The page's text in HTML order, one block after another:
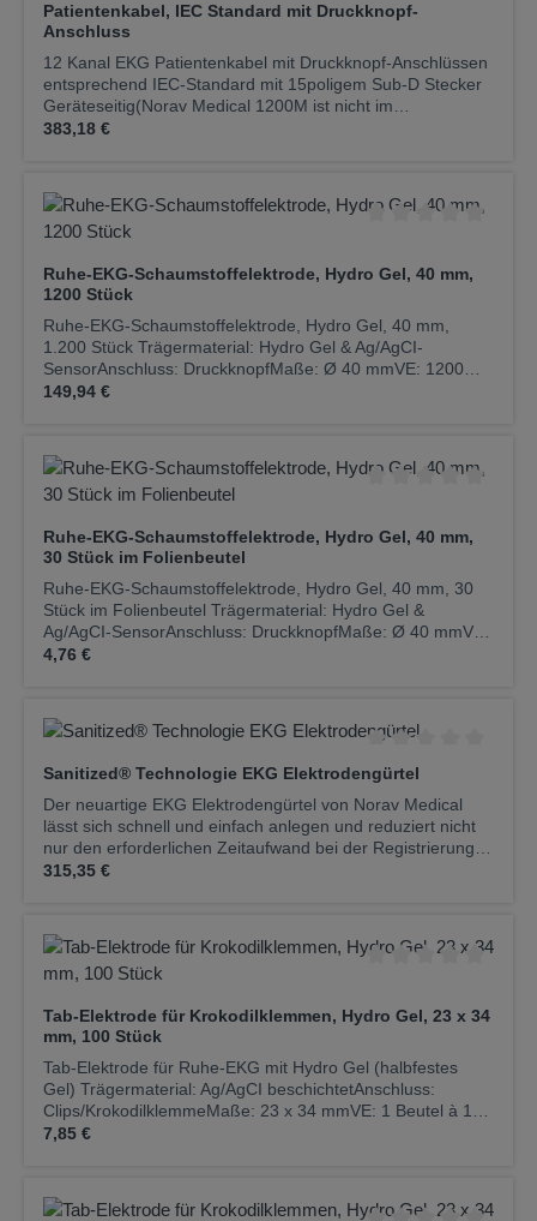
Patientenkabel, IEC Standard mit Druckknopf-
Anschluss
12 Kanal EKG Patientenkabel mit Druckknopf-Anschlüssen
entsprechend IEC-Standard mit 15poligem Sub-D Stecker
Geräteseitig(Norav Medical 1200M ist nicht im
Lieferumfang enthalten)
Regulärer Preis:
383,18 €
Ruhe-EKG-Schaumstoffelektrode, Hydro Gel, 40 mm,
1200 Stück
Ruhe-EKG-Schaumstoffelektrode, Hydro Gel, 40 mm,
1.200 Stück Trägermaterial: Hydro Gel & Ag/AgCI-
SensorAnschluss: DruckknopfMaße: Ø 40 mmVE: 1200
Stück / Karton (40 Beutel à 30 St.)
Regulärer Preis:
149,94 €
Ruhe-EKG-Schaumstoffelektrode, Hydro Gel, 40 mm,
30 Stück im Folienbeutel
Ruhe-EKG-Schaumstoffelektrode, Hydro Gel, 40 mm, 30
Stück im Folienbeutel Trägermaterial: Hydro Gel &
Ag/AgCI-SensorAnschluss: DruckknopfMaße: Ø 40 mmVE:
30 Stück / Folienbeutel à 30 St.)
Regulärer Preis:
4,76 €
Durchschnittliche
Sanitized® Technologie EKG Elektrodengürtel
Der neuartige EKG Elektrodengürtel von Norav Medical
lässt sich schnell und einfach anlegen und reduziert nicht
nur den erforderlichen Zeitaufwand bei der Registrierung
von Ruhe-EKGs, sondern sorgt auch noch für eine
sechs Standard-Brustwand-Elektroden (Ag/AgCl) und kann
bei Frauen und Männern gleichermaßen verwendet
werden. Durch eine spezielle Beschichtung bei der
verfügt der EKG Elektrodengürtel über einen besonderen
und dauerhaften antimikrobiellen Schutz und ist daher
besonders ideal für kardiologische Praxen und Kliniken mit
hohem Aufkommen an Ruhe-EKG Untersuchungen.
Außerdem eignet sich der Elektrodengürtel auch sehr gut
für EKG-Untersuchungen beim Hausbesuch oder in
Ruhe-EKG Geräten● Einfache und schnelle
Applikation● Elastisch und passend für Frauen und
Regulärer Preis:
315,35 €
Tab-Elektrode für Krokodilklemmen, Hydro Gel, 23 x 34
mm, 100 Stück
Tab-Elektrode für Ruhe-EKG mit Hydro Gel (halbfestes
Gel) Trägermaterial: Ag/AgCI beschichtetAnschluss:
Clips/KrokodilklemmeMaße: 23 x 34 mmVE: 1 Beutel à 100
Stück
Regulärer Preis:
7,85 €